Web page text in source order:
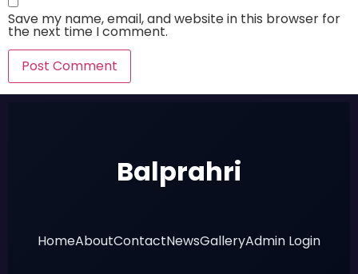
Save my name, email, and website in this browser for
the next time I comment.
Balprahri
HomeAboutContactNewsGalleryAdmin Login